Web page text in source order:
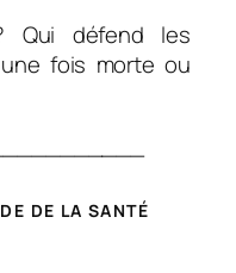
Qui défend les
fois morte ou
DE LA SANTÉ